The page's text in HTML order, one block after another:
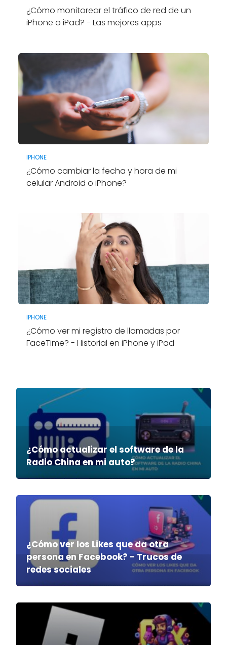
¿Cómo monitorear el tráfico de red de un
iPhone o iPad? - Las mejores apps
IPHONE
¿Cómo cambiar la fecha y hora de mi
celular Android o iPhone?
IPHONE
¿Cómo ver mi registro de llamadas por
FaceTime? - Historial en iPhone y iPad
¿Cómo actualizar el software de la
Radio China en mi auto?
¿Cómo ver los Likes que da otra
persona en Facebook? - Trucos de
redes sociales